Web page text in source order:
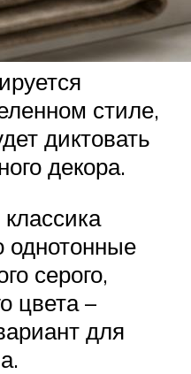
стиле,
диктовать
декора.
однотонные
серого,
цвета –
для